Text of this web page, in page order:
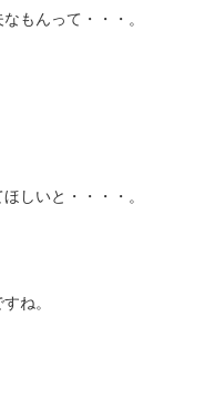
もんって・・・。
しいと・・・・。
ね。